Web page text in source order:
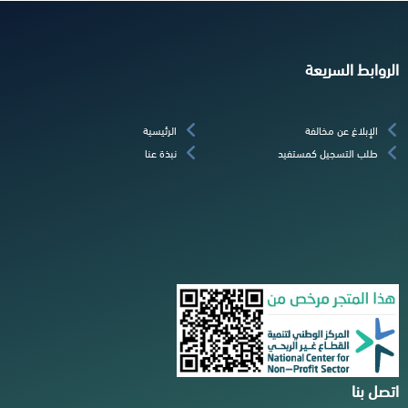
الروابط السريعة
الإبلاغ عن مخالفة
طلب التسجيل كمستفيد
الرئيسية
نبذة عنا
اتصل بنا